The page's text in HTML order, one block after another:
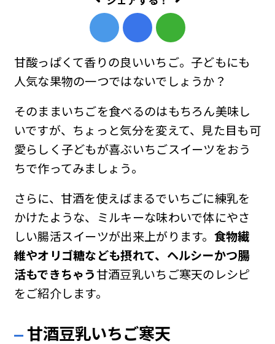
甘酸っぱくて香りの良いいちご。子どもにも
人気な果物の一つではないでしょうか？
そのままいちごを食べるのはもちろん美味し
いですが、ちょっと気分を変えて、見た目も可
愛らしく子どもが喜ぶいちごスイーツをおう
ちで作ってみましょう。
さらに、甘酒を使えばまるでいちごに練乳を
かけたような、ミルキーな味わいで体にやさ
しい腸活スイーツが出来上がります。 食物繊
維やオリゴ糖なども摂れて、ヘルシーかつ腸
活もできちゃう甘酒豆乳いちご寒天のレシピ
をご紹介します。
甘酒豆乳いちご寒天